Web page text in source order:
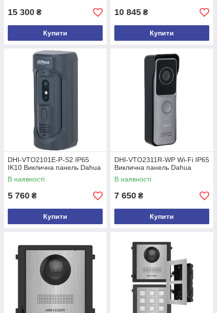
15 300 ₴
Купити
10 845 ₴
Купити
DHI-VTO2101E-P-S2 IP65
IK10 Виклична панель Dahua
В наявності
5 760 ₴
Купити
DHI-VTO2311R-WP Wi-Fi IP65
Виклична панель Dahua
В наявності
7 650 ₴
Купити